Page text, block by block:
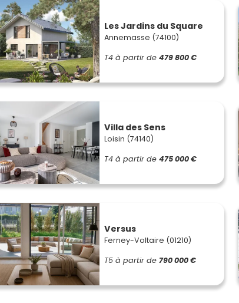
Les Jardins du Square
Annemasse (74100)
T4 à partir de 479 800 €
Villa des Sens
Loisin (74140)
T4 à partir de 475 000 €
Versus
Ferney-Voltaire (01210)
T5 à partir de 790 000 €